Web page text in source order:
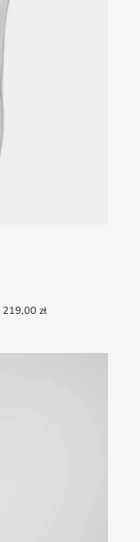
219,00 zł